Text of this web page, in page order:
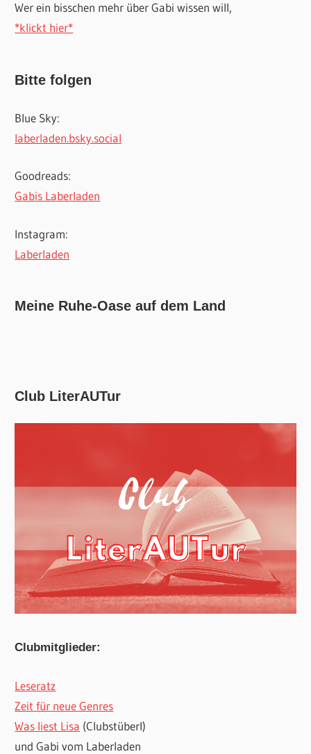
Wer ein bisschen mehr über Gabi wissen will,
*klickt hier*
Bitte folgen
Blue Sky:
laberladen.bsky.social
Goodreads:
Gabis Laberladen
Instagram:
Laberladen
Meine Ruhe-Oase auf dem Land
Club LiterAUTur
Clubmitglieder:
Leseratz
Zeit für neue Genres
Was liest Lisa (Clubstüberl)
und Gabi vom Laberladen